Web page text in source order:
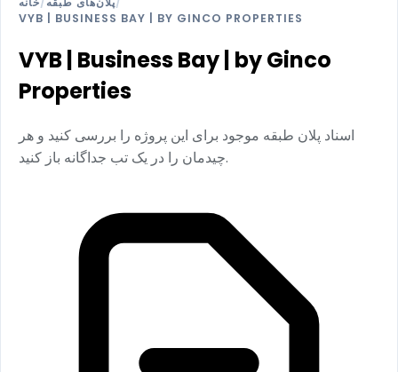
VYB | BUSINESS BAY | BY GINCO PROPERTIES
VYB | Business Bay | by Ginco
Properties
اسناد پلان طبقه موجود برای این پروژه را بررسی کنید و هر
چیدمان را در یک تب جداگانه باز کنید.